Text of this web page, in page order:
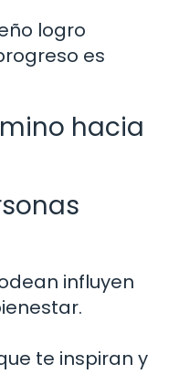
logro
es
hacia
influyen
te inspiran y